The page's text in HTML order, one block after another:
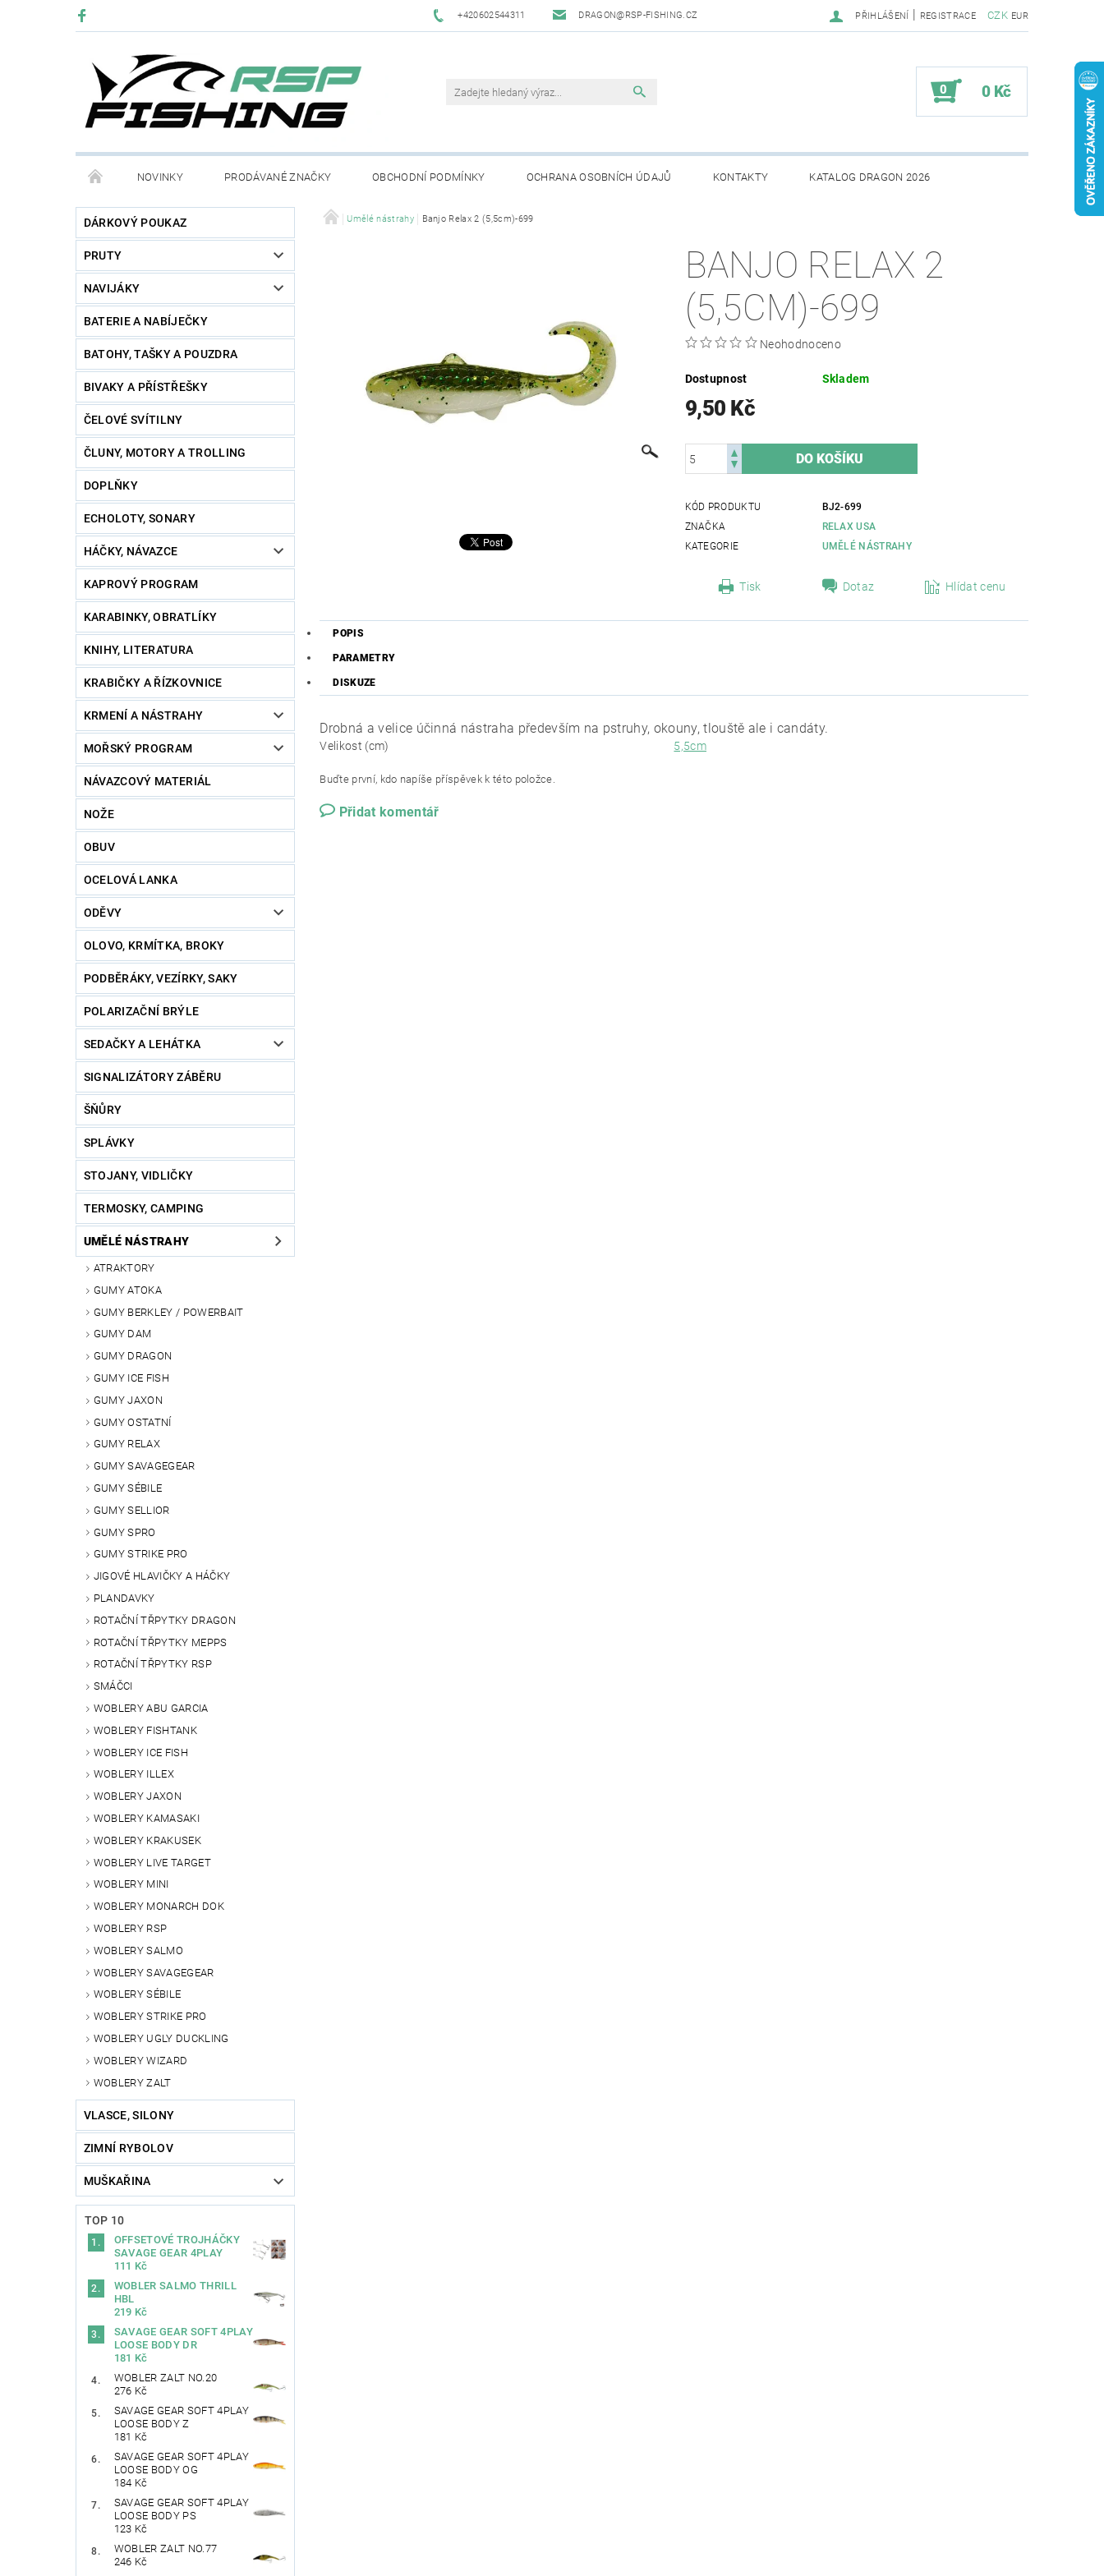
+420602544311 DRAGON@RSP-FISHING.CZ CZK EUR
PŘIHLÁŠENÍ | REGISTRACE
0 0 Kč
NOVINKY PRODÁVANÉ ZNAČKY OBCHODNÍ PODMÍNKY OCHRANA OSOBNÍCH ÚDAJŮ KONTAKTY KATALOG DRAGON 2026
DÁRKOVÝ POUKAZ
PRUTY
NAVIJÁKY
BATERIE A NABÍJEČKY
BATOHY, TAŠKY A POUZDRA
BIVAKY A PŘÍSTŘEŠKY
ČELOVÉ SVÍTILNY
ČLUNY, MOTORY A TROLLING
DOPLŇKY
ECHOLOTY, SONARY
HÁČKY, NÁVAZCE
KAPROVÝ PROGRAM
KARABINKY, OBRATLÍKY
KNIHY, LITERATURA
KRABIČKY A ŘÍZKOVNICE
KRMENÍ A NÁSTRAHY
MOŘSKÝ PROGRAM
NÁVAZCOVÝ MATERIÁL
NOŽE
OBUV
OCELOVÁ LANKA
ODĚVY
OLOVO, KRMÍTKA, BROKY
PODBĚRÁKY, VEZÍRKY, SAKY
POLARIZAČNÍ BRÝLE
SEDAČKY A LEHÁTKA
SIGNALIZÁTORY ZÁBĚRU
ŠŇŮRY
SPLÁVKY
STOJANY, VIDLIČKY
TERMOSKY, CAMPING
UMĚLÉ NÁSTRAHY
ATRAKTORY
GUMY ATOKA
GUMY BERKLEY / POWERBAIT
GUMY DAM
GUMY DRAGON
GUMY ICE FISH
GUMY JAXON
GUMY OSTATNÍ
GUMY RELAX
GUMY SAVAGEGEAR
GUMY SÉBILE
GUMY SELLIOR
GUMY SPRO
GUMY STRIKE PRO
JIGOVÉ HLAVIČKY A HÁČKY
PLANDAVKY
ROTAČNÍ TŘPYTKY DRAGON
ROTAČNÍ TŘPYTKY MEPPS
ROTAČNÍ TŘPYTKY RSP
SMÁČCI
WOBLERY ABU GARCIA
WOBLERY FISHTANK
WOBLERY ICE FISH
WOBLERY ILLEX
WOBLERY JAXON
WOBLERY KAMASAKI
WOBLERY KRAKUSEK
WOBLERY LIVE TARGET
WOBLERY MINI
WOBLERY MONARCH DOK
WOBLERY RSP
WOBLERY SALMO
WOBLERY SAVAGEGEAR
WOBLERY SÉBILE
WOBLERY STRIKE PRO
WOBLERY UGLY DUCKLING
WOBLERY WIZARD
WOBLERY ZALT
VLASCE, SILONY
ZIMNÍ RYBOLOV
MUŠKAŘINA
TOP 10
OFFSETOVÉ TROJHÁČKY
SAVAGE GEAR 4PLAY
111 Kč
WOBLER SALMO THRILL
HBL
219 Kč
SAVAGE GEAR SOFT 4PLAY
LOOSE BODY DR
181 Kč
WOBLER ZALT NO.20
276 Kč
SAVAGE GEAR SOFT 4PLAY
LOOSE BODY Z
181 Kč
SAVAGE GEAR SOFT 4PLAY
LOOSE BODY OG
184 Kč
SAVAGE GEAR SOFT 4PLAY
LOOSE BODY PS
123 Kč
WOBLER ZALT NO.77
246 Kč
Umělé nástrahy Banjo Relax 2 (5,5cm)-699
BANJO RELAX 2
(5,5CM)-699
Neohodnoceno
Dostupnost Skladem
9,50 Kč
KÓD PRODUKTU
BJ2-699
ZNAČKA
RELAX USA
KATEGORIE
UMĚLÉ NÁSTRAHY
Tisk Dotaz Hlídat cenu
POPIS
PARAMETRY
DISKUZE
Drobná a velice účinná nástraha především na pstruhy, okouny, tlouště ale i candáty.
Velikost (cm) 5,5cm
Buďte první, kdo napíše příspěvek k této položce.
Přidat komentář